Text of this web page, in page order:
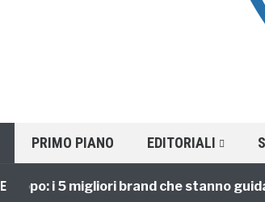
PRIMO PIANO EDITORIALI
i 5 migliori brand che stanno guidando